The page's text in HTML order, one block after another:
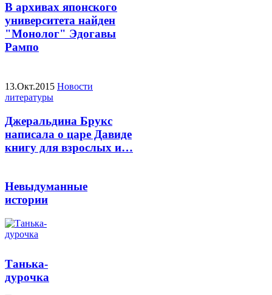
В архивах японского
университета найден
"Монолог" Эдогавы
Рампо
13.Окт.2015 Новости
литературы
Джеральдина Брукс
написала о царе Давиде
книгу для взрослых и…
Невыдуманные
истории
Танька-
дурочка